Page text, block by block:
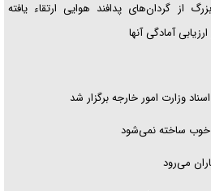
از گردان‌های پدافند هوایی ارتقاء یافته
وزارت امور خارجه برگزار شد
خوب ساخته نمی‌شود
می‌رود